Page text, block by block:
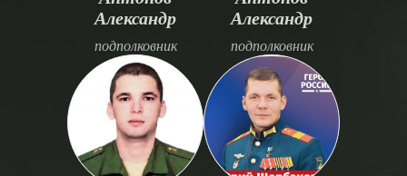
Александр
подполковник
Александр
подполковник